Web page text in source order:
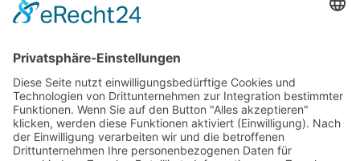
Adresse befindet.
Google Analytics
Tracking durch den